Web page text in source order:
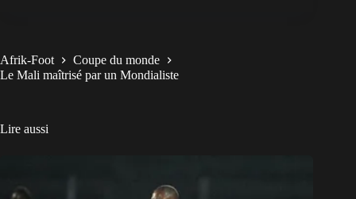
Afrik-Foot
Coupe du monde
Le Mali maîtrisé par un Mondialiste
Lire aussi